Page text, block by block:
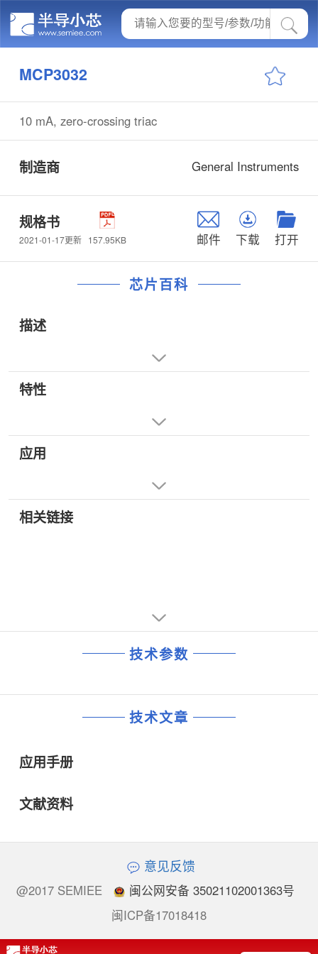
MCP3032
10 mA, zero-crossing triac
制造商 General Instruments
规格书
2021-01-17更新 157.95KB 邮件 下载 打开
芯片百科
描述
特性
应用
相关链接
技术参数
技术文章
应用手册
文献资料
意见反馈
@2017 SEMIEE
闽公网安备 35021102001363号
闽ICP备17018418